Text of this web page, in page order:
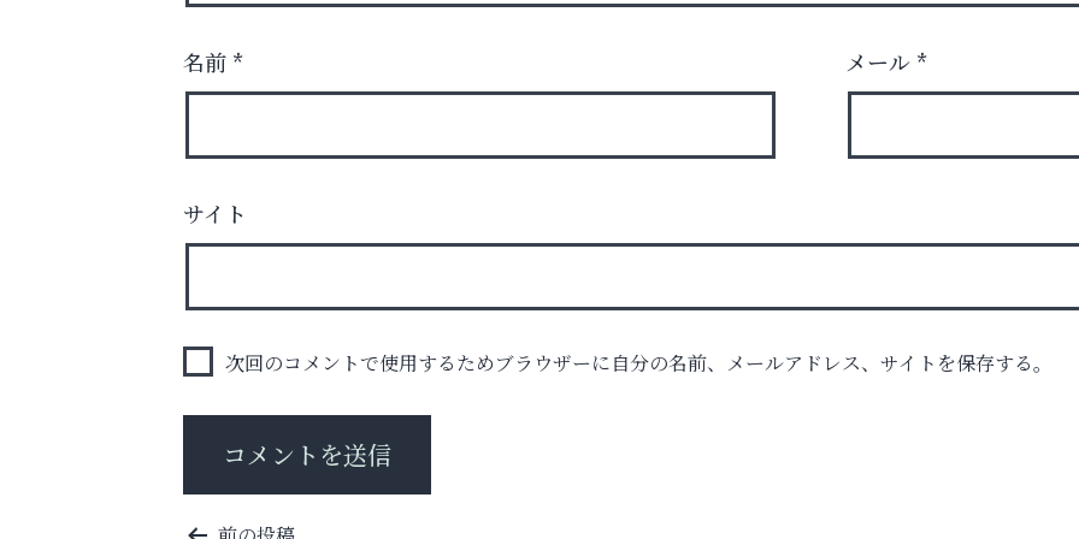
出張・宅配・持ち込みすべて無料！
阪神相続相談協会
名前 * メール *
サイト
次回のコメントで使用するためブラウザーに自分の名前、メールアドレス、サイトを保存する。